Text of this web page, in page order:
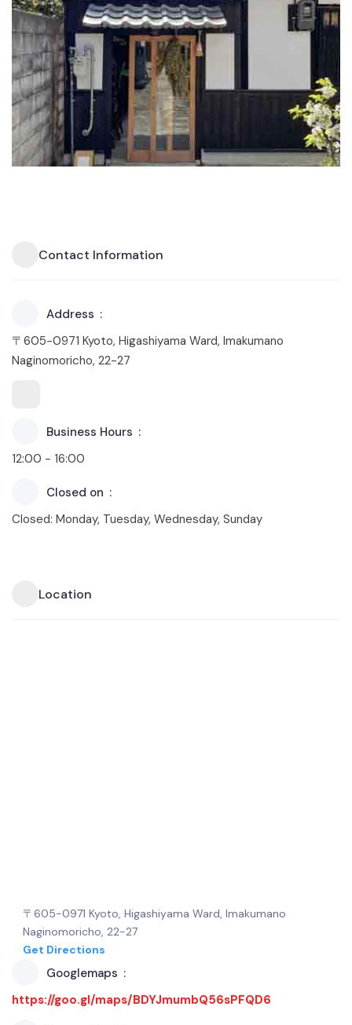
Contact Information
Address
〒605-0971 Kyoto, Higashiyama Ward, Imakumano
Naginomoricho, 22−27
Business Hours
12:00 - 16:00
Closed on
Closed: Monday, Tuesday, Wednesday, Sunday
Location
〒605-0971 Kyoto, Higashiyama Ward, Imakumano
Naginomoricho, 22−27
Get Directions
Googlemaps
https://goo.gl/maps/BDYJmumbQ56sPFQD6